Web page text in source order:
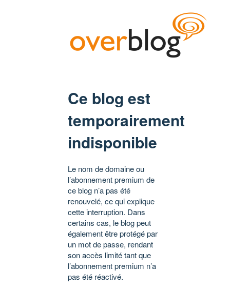
Ce blog est
temporairement
indisponible
Le nom de domaine ou
l’abonnement premium de
ce blog n’a pas été
renouvelé, ce qui explique
cette interruption. Dans
certains cas, le blog peut
également être protégé par
un mot de passe, rendant
son accès limité tant que
l’abonnement premium n’a
pas été réactivé.